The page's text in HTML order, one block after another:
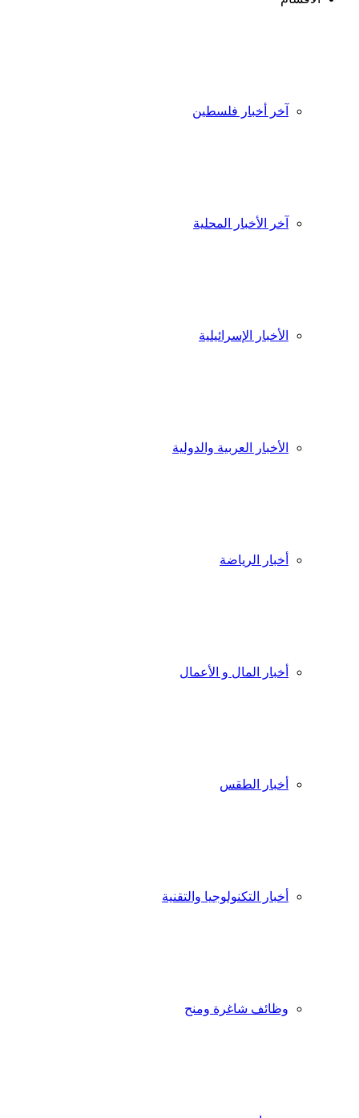
آخر أخبار فلسطين
آخر الأخبار المحلية
الأخبار الإسرائيلية
الأخبار العربية والدولية
أخبار الرياضة
أخبار المال و الأعمال
أخبار الطقس
أخبار التكنولوجيا والتقنية
وظائف شاغرة ومنح